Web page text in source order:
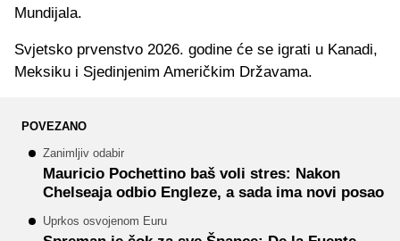
Mundijala.
Svjetsko prvenstvo 2026. godine će se igrati u Kanadi,
Meksiku i Sjedinjenim Američkim Državama.
POVEZANO
Zanimljiv odabir
Mauricio Pochettino baš voli stres: Nakon
Chelseaja odbio Engleze, a sada ima novi posao
Uprkos osvojenom Euru